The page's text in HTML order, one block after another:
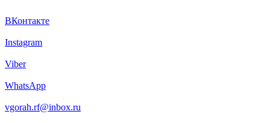
ВКонтакте
Instagram
Viber
WhatsApp
vgorah.rf@inbox.ru